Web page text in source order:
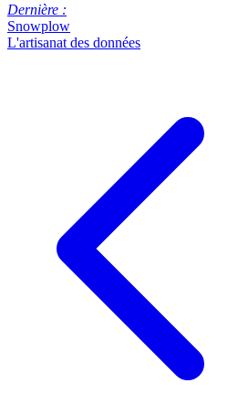
Dernière :
Snowplow
L'artisanat des données